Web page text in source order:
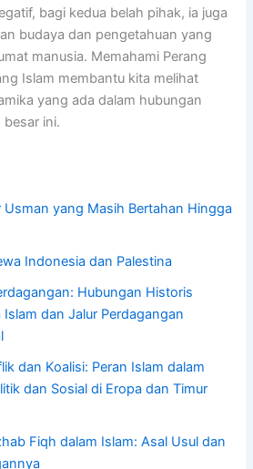
bagi kedua belah pihak, ia juga
budaya dan pengetahuan yang
manusia. Memahami Perang
Islam membantu kita melihat
yang ada dalam hubungan
besar ini.
Usman yang Masih Bertahan Hingga
Indonesia dan Palestina
Hubungan Historis
Islam dan Jalur Perdagangan
dan Koalisi: Peran Islam dalam
dan Sosial di Eropa dan Timur
Fiqh dalam Islam: Asal Usul dan